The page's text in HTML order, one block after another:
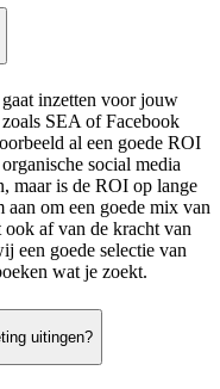
inzetten voor jouw
SEA of Facebook
al een goede ROI
social media
maar is de ROI op lange
aan om een goede mix van
af van de kracht van
een goede selectie van
wat je zoekt.
uitingen?